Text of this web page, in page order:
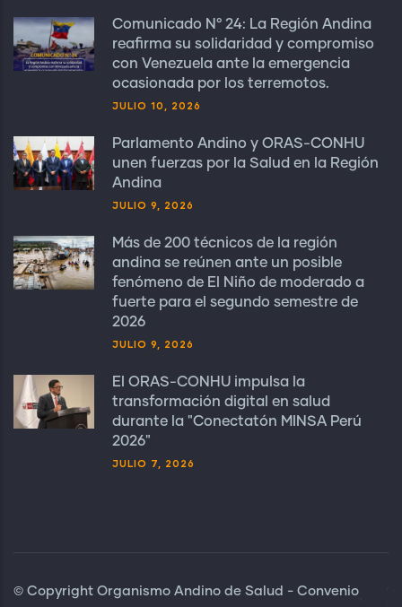
Comunicado N° 24: La Región Andina
reafirma su solidaridad y compromiso
con Venezuela ante la emergencia
ocasionada por los terremotos.
JULIO 10, 2026
Parlamento Andino y ORAS-CONHU
unen fuerzas por la Salud en la Región
Andina
JULIO 9, 2026
Más de 200 técnicos de la región
andina se reúnen ante un posible
fenómeno de El Niño de moderado a
fuerte para el segundo semestre de
2026
JULIO 9, 2026
El ORAS-CONHU impulsa la
transformación digital en salud
durante la "Conectatón MINSA Perú
2026"
JULIO 7, 2026
© Copyright Organismo Andino de Salud - Convenio